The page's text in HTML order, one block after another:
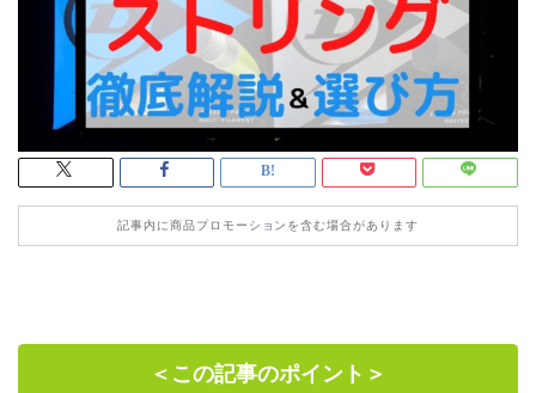
記事内に商品プロモーションを含む場合があります
＜この記事のポイント＞